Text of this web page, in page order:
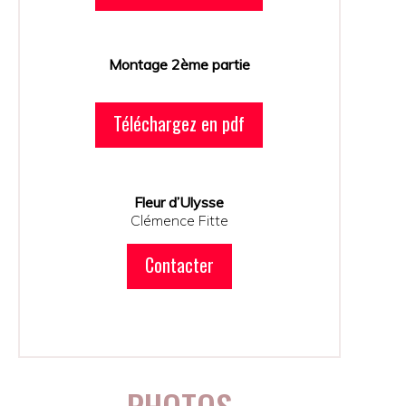
Montage 2ème partie
Téléchargez en pdf
Fleur d’Ulysse
Clémence Fitte
Contacter